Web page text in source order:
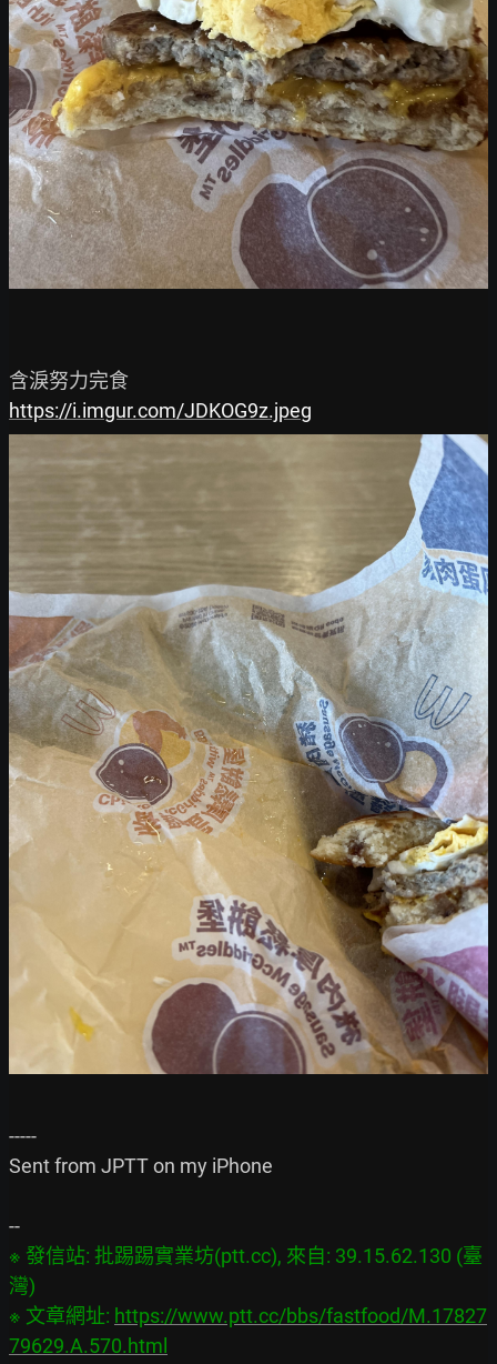
https://i.imgur.com/JDKOG9z.jpeg
-----
Sent from JPTT on my iPhone
※ 發信站: 批踢踢實業坊(ptt.cc), 來自: 39.15.62.130 (臺
灣)
※ 文章網址: https://www.ptt.cc/bbs/fastfood/M.17827
79629.A.570.html